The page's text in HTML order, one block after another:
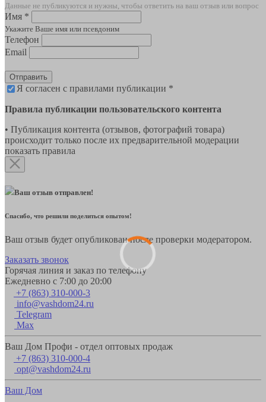
Данные не публикуются и нужны, чтобы ответить на ваш отзыв или вопрос
Имя *
Укажите Ваше имя или псевдоним
Телефон
Email
Отправить
Я согласен с правилами публикации *
Правила публикации пользовательского контента
• Публикация контента (отзывов, фотографий товара)
происходит только после их предварительной модерации
показать правила
Ваш отзыв отправлен!
Спасибо, что решили поделиться опытом!
Ваш отзыв будет опубликован после проверки модератором.
Заказать звонок
Горячая линия и заказ по телефону
Ежедневно с 7:00 до 20:00
+7 (863) 310-000-3
info@vashdom24.ru
Telegram
Max
Ваш Дом Профи - отдел оптовых продаж
+7 (863) 310-000-4
opt@vashdom24.ru
Ваш Дом